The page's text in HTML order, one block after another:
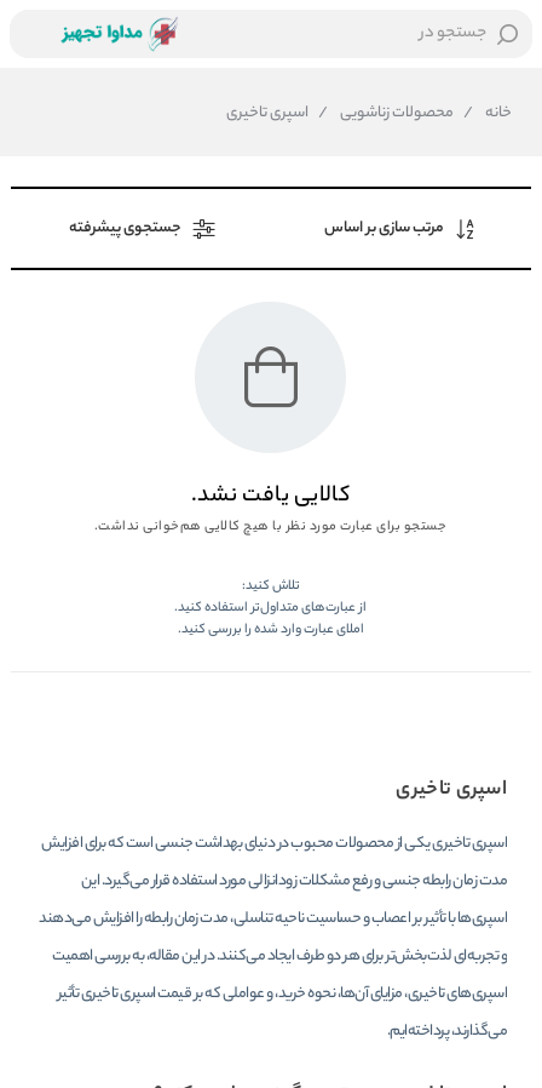
جستجو در
خانه / محصولات زناشویی / اسپری تاخیری
مرتب سازی بر اساس جستجوی پیشرفته
کالایی یافت نشد.
جستجو برای عبارت مورد نظر با هیچ کالایی هم‌خوانی نداشت.
تلاش کنید:
از عبارت‌های متداول‌تر استفاده کنید.
املای عبارت وارد شده را بررسی کنید.
اسپری تاخیری
اسپری تاخیری یکی از محصولات محبوب در دنیای بهداشت جنسی است که برای افزایش
مدت زمان رابطه جنسی و رفع مشکلات زودانزالی مورد استفاده قرار می‌گیرد. این
اسپری‌ها با تأثیر بر اعصاب و حساسیت ناحیه تناسلی، مدت زمان رابطه را افزایش می‌دهند
و تجربه‌ای لذت‌بخش‌تر برای هر دو طرف ایجاد می‌کنند. در این مقاله، به بررسی اهمیت
اسپری‌های تاخیری، مزایای آن‌ها، نحوه خرید، و عواملی که بر قیمت اسپری تاخیری تأثیر
می‌گذارند، پرداخته‌ایم.